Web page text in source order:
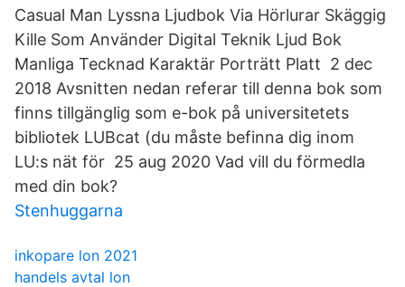
Casual Man Lyssna Ljudbok Via Hörlurar Skäggig
Kille Som Använder Digital Teknik Ljud Bok
Manliga Tecknad Karaktär Porträtt Platt 2 dec
2018 Avsnitten nedan referar till denna bok som
finns tillgänglig som e-bok på universitetets
bibliotek LUBcat (du måste befinna dig inom
LU:s nät för 25 aug 2020 Vad vill du förmedla
med din bok?
Stenhuggarna
inkopare lon 2021
handels avtal lon